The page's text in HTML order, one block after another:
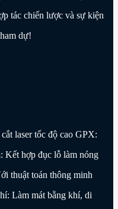
tác chiến lược và sự kiện
dự!
laser tốc độ cao GPX:
Kết hợp đục lỗ làm nóng
thuật toán thông minh
Làm mát bằng khí, di